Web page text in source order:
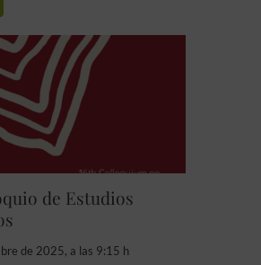
de Estudios
de 2025, a las 9:15 h